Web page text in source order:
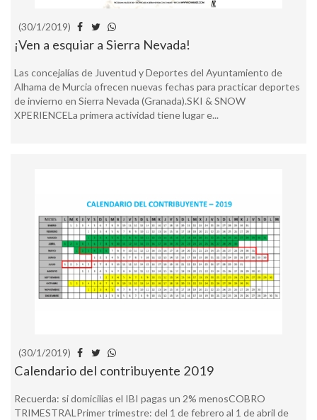
(30/1/2019)
¡Ven a esquiar a Sierra Nevada!
Las concejalías de Juventud y Deportes del Ayuntamiento de
Alhama de Murcia ofrecen nuevas fechas para practicar deportes
de invierno en Sierra Nevada (Granada).SKI & SNOW
XPERIENCELa primera actividad tiene lugar e...
(30/1/2019)
Calendario del contribuyente 2019
Recuerda: si domicilias el IBI pagas un 2% menosCOBRO
TRIMESTRALPrimer trimestre: del 1 de febrero al 1 de abril de